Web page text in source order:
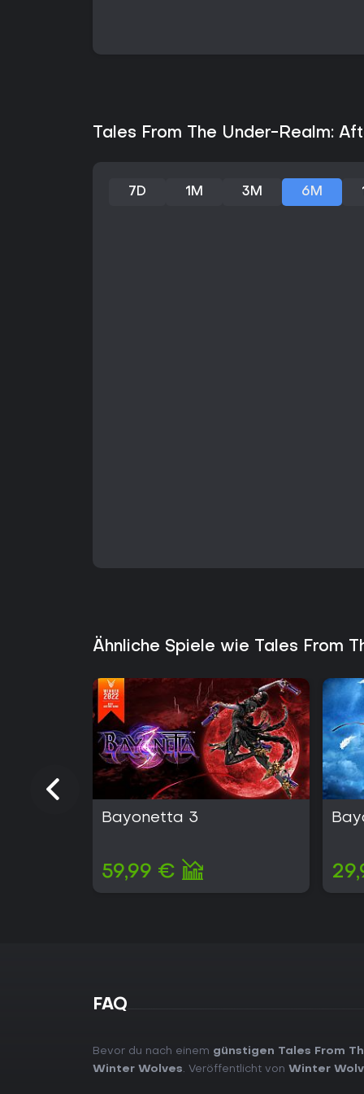
Tales From The Under-Realm:
7D 1M 3M 6M
Ähnliche Spiele wie Tales From
Bayonetta 3
59,99 €
FAQ
Bevor du nach einem günstigen Tales From
Winter Wolves. Veröffentlicht von Winter